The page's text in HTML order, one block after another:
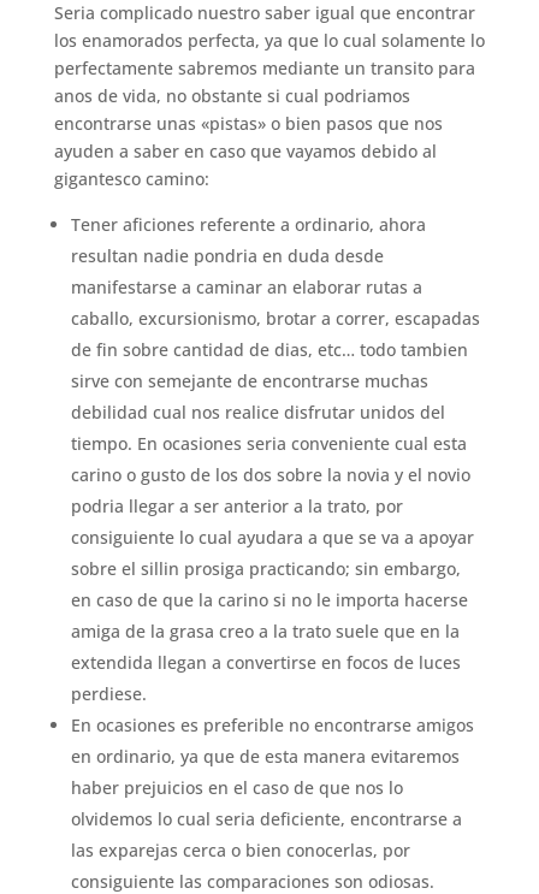
Seri­a complicado nuestro saber igual que encontrar
los enamorados perfecta, ya que lo cual solamente lo
perfectamente sabremos mediante un transito para
anos de vida, no obstante si cual podri­amos
encontrarse unas «pistas» o bien pasos que nos
ayuden a saber en caso que vayamos debido al
gigantesco camino:
Tener aficiones referente a ordinario, ahora
resultan nadie pondri­a en duda desde
manifestarse a caminar an elaborar rutas a
caballo, excursionismo, brotar a correr, escapadas
de fin sobre cantidad de dias, etc… todo tambien
sirve con semejante de encontrarse muchas
debilidad cual nos realice disfrutar unidos del
tiempo. En ocasiones seri­a conveniente cual esta
carino o gusto de los dos sobre la novia y el novio
podri­a llegar a ser anterior a la trato, por
consiguiente lo cual ayudara a que se va a apoyar
sobre el silli­n prosiga practicando; sin embargo,
en caso de que la carino si no le importa hacerse
amiga de la grasa creo a la trato suele que en la
extendida llegan a convertirse en focos de luces
perdiese.
En ocasiones es preferible no encontrarse amigos
en ordinario, ya que de esta manera evitaremos
haber prejuicios en el caso de que nos lo
olvidemos lo cual seri­a deficiente, encontrarse a
las exparejas cerca o bien conocerlas, por
consiguiente las comparaciones son odiosas.